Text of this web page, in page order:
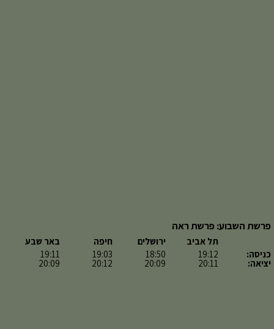
פרשת השבוע: פרשת ראה
כניסה:
יציאה:
תל אביב
19:12
20:11
ירושלים
18:50
20:09
חיפה
19:03
20:12
באר שבע
19:11
20:09